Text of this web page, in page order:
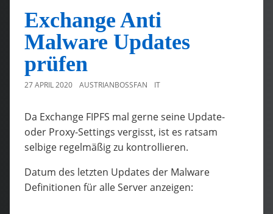
Exchange Anti
Malware Updates
prüfen
27 APRIL 2020 AUSTRIANBOSSFAN IT
Da Exchange FIPFS mal gerne seine Update-
oder Proxy-Settings vergisst, ist es ratsam
selbige regelmäßig zu kontrollieren.
Datum des letzten Updates der Malware
Definitionen für alle Server anzeigen: